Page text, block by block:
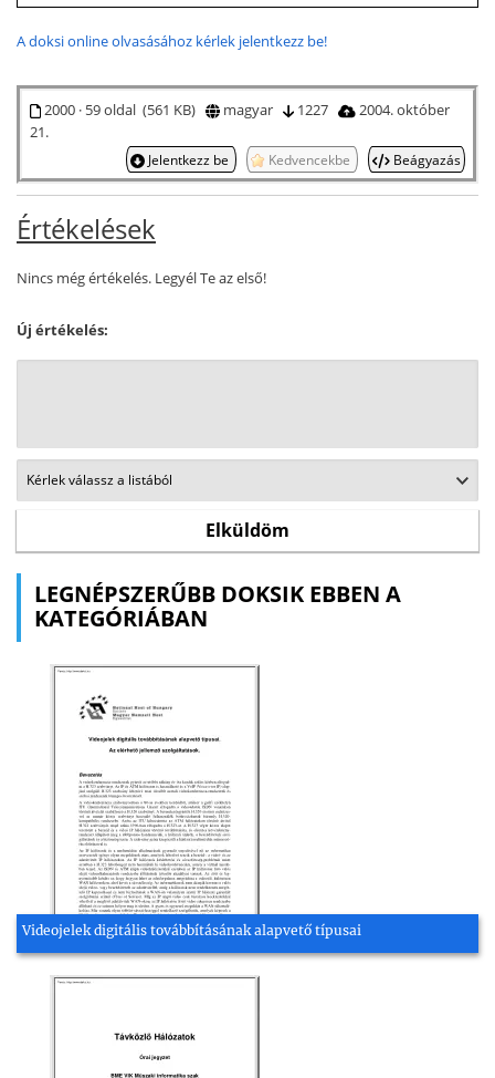
A doksi online olvasásához kérlek jelentkezz be!
2000 · 59 oldal (561 KB) magyar 1227
2004. október
21.
Jelentkezz be Kedvencekbe Beágyazás
Értékelések
Nincs még értékelés. Legyél Te az első!
Új értékelés:
LEGNÉPSZERŰBB DOKSIK EBBEN A
KATEGÓRIÁBAN
Videojelek digitális továbbításának alapvető típusai